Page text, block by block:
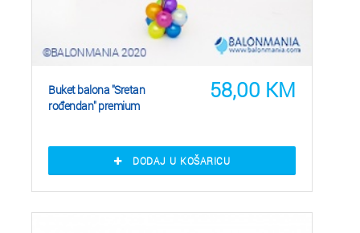
58,00 KM
Buket balona "Sretan
rođendan" premium
DODAJ U KOŠARICU